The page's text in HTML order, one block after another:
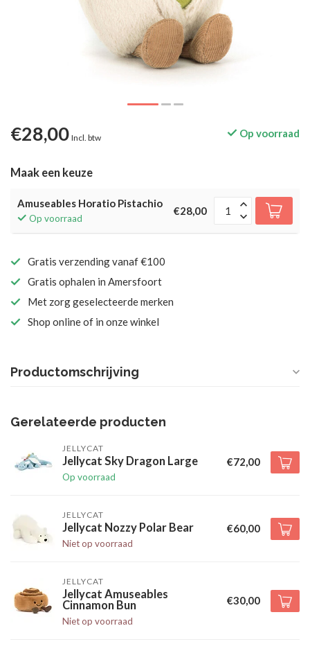
€28,00 Incl. btw Op voorraad
Maak een keuze
Amuseables Horatio Pistachio
Op voorraad
€28,00
Gratis verzending vanaf €100
Gratis ophalen in Amersfoort
Met zorg geselecteerde merken
Shop online of in onze winkel
Productomschrijving
Gerelateerde producten
JELLYCAT
Jellycat Sky Dragon Large
Op voorraad
€72,00
JELLYCAT
Jellycat Nozzy Polar Bear
Niet op voorraad
€60,00
JELLYCAT
Jellycat Amuseables
Cinnamon Bun
Niet op voorraad
€30,00